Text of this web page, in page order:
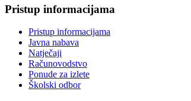
Pristup informacijama
Pristup informacijama
Javna nabava
Natječaji
Računovodstvo
Ponude za izlete
Školski odbor